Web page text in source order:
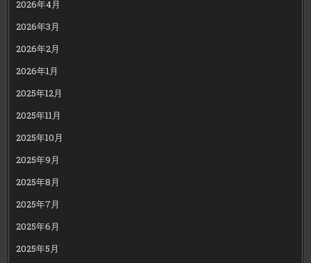
2026年4月
2026年3月
2026年2月
2026年1月
2025年12月
2025年11月
2025年10月
2025年9月
2025年8月
2025年7月
2025年6月
2025年5月